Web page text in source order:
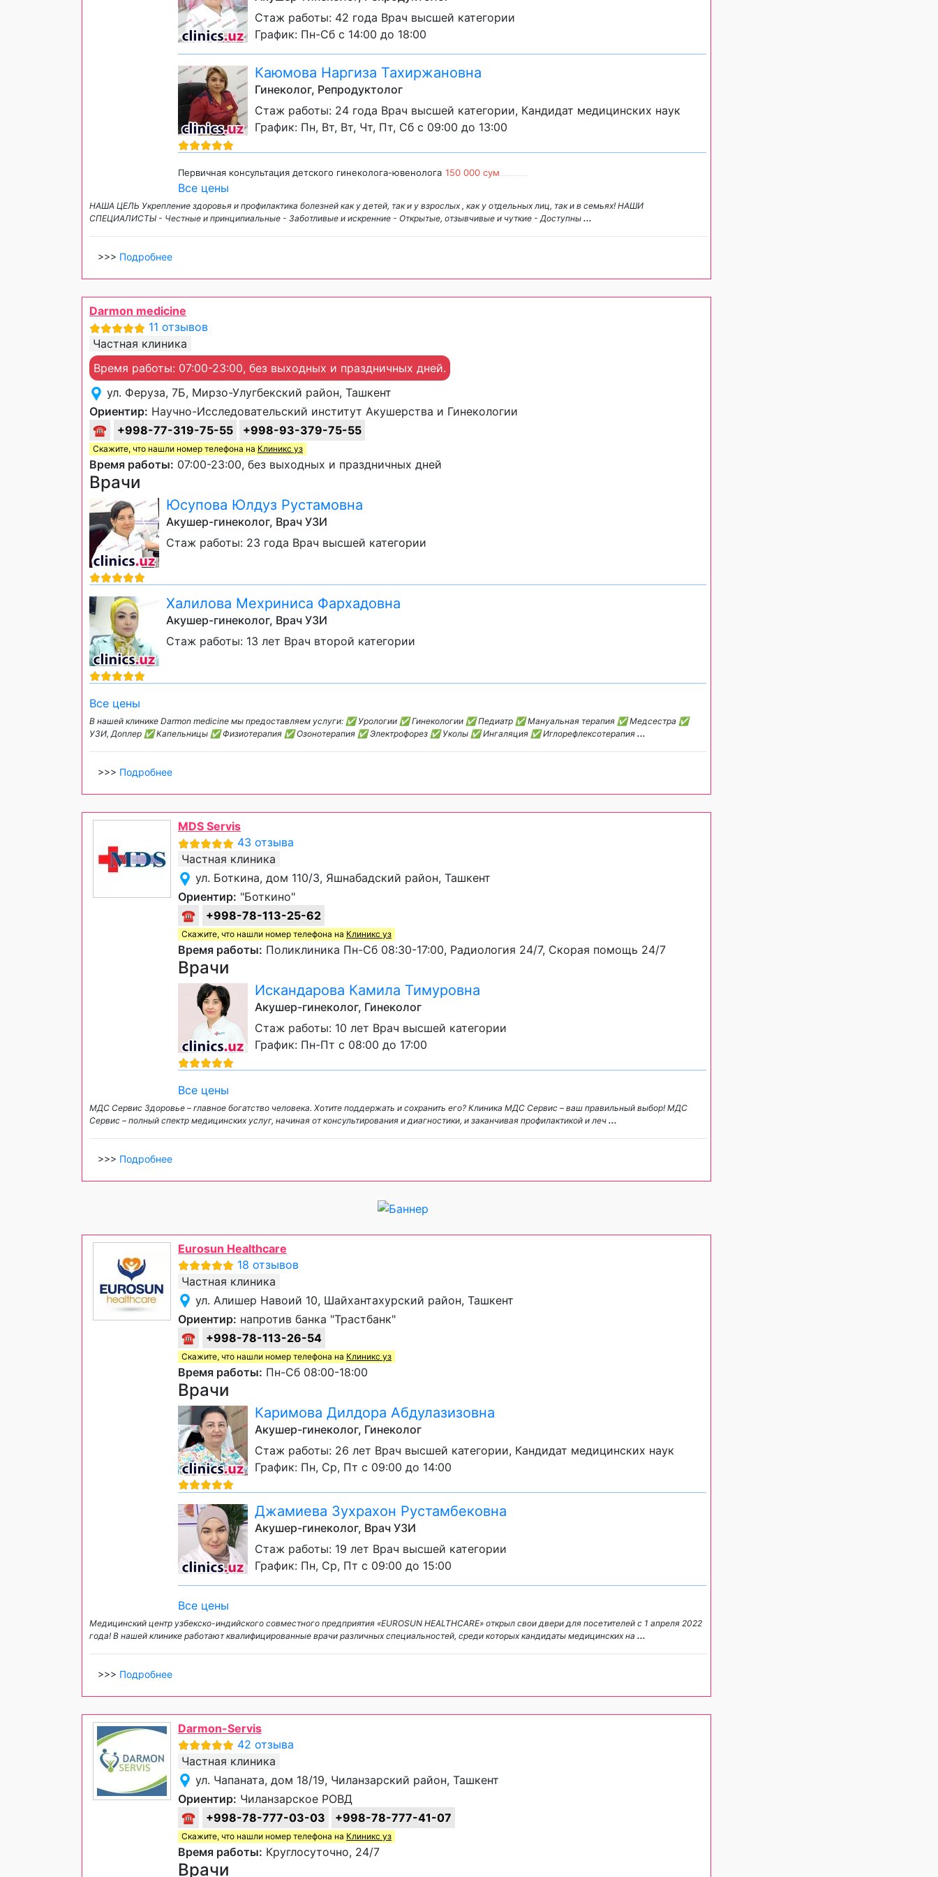
Стаж работы: 42 года Врач высшей категории
График: Пн-Сб с 14:00 до 18:00
Каюмова Наргиза Тахиржановна
Гинеколог, Репродуктолог
Стаж работы: 24 года Врач высшей категории, Кандидат медицинских наук
График: Пн, Вт, Вт, Чт, Пт, Сб с 09:00 до 13:00
Первичная консультация детского гинеколога-ювенолога 150 000 сум
Все цены
НАША ЦЕЛЬ Укрепление здоровья и профилактика болезней как у детей, так и у взрослых , как у отдельных лиц, так и в семьях! НАШИ
СПЕЦИАЛИСТЫ - Честные и принципиальные - Заботливые и искренние - Открытые, отзывчивые и чуткие - Доступны ...
>>> Подробнее
Darmon medicine
11 отзывов
Частная клиника
Время работы: 07:00-23:00, без выходных и праздничных дней.
ул. Феруза, 7Б, Мирзо-Улугбекский район, Ташкент
Ориентир: Научно-Исследовательский институт Акушерства и Гинекологии
☎
+998-77-319-75-55 +998-93-379-75-55
Скажите, что нашли номер телефона на Клиникс уз
Время работы: 07:00-23:00, без выходных и праздничных дней
Врачи
Юсупова Юлдуз Рустамовна
Акушер-гинеколог, Врач УЗИ
Стаж работы: 23 года Врач высшей категории
Халилова Мехриниса Фархадовна
Акушер-гинеколог, Врач УЗИ
Стаж работы: 13 лет Врач второй категории
Все цены
В нашей клинике Darmon medicine мы предоставляем услуги: ✅ Урологии ✅ Гинекологии ✅ Педиатр ✅ Мануальная терапия ✅ Медсестра ✅
УЗИ, Доплер ✅ Капельницы ✅ Физиотерапия ✅ Озонотерапия ✅ Электрофорез ✅ Уколы ✅ Ингаляция ✅ Иглорефлексотерапия ...
>>> Подробнее
MDS Servis
43 отзыва
Частная клиника
ул. Боткина, дом 110/3, Яшнабадский район, Ташкент
Ориентир: "Боткино"
☎
+998-78-113-25-62
Скажите, что нашли номер телефона на Клиникс уз
Время работы: Поликлиника Пн-Сб 08:30-17:00, Радиология 24/7, Скорая помощь 24/7
Врачи
Искандарова Камила Тимуровна
Акушер-гинеколог, Гинеколог
Стаж работы: 10 лет Врач высшей категории
График: Пн-Пт с 08:00 до 17:00
Все цены
МДС Сервис Здоровье – главное богатство человека. Хотите поддержать и сохранить его? Клиника МДС Сервис – ваш правильный выбор! МДС
Сервис – полный спектр медицинских услуг, начиная от консультирования и диагностики, и заканчивая профилактикой и леч ...
>>> Подробнее
Eurosun Healthcare
18 отзывов
Частная клиника
ул. Алишер Навоий 10, Шайхантахурский район, Ташкент
Ориентир: напротив банка "Трастбанк"
☎
+998-78-113-26-54
Скажите, что нашли номер телефона на Клиникс уз
Время работы: Пн-Сб 08:00-18:00
Врачи
Каримова Дилдора Абдулазизовна
Акушер-гинеколог, Гинеколог
Стаж работы: 26 лет Врач высшей категории, Кандидат медицинских наук
График: Пн, Ср, Пт с 09:00 до 14:00
Джамиева Зухрахон Рустамбековна
Акушер-гинеколог, Врач УЗИ
Стаж работы: 19 лет Врач высшей категории
График: Пн, Ср, Пт с 09:00 до 15:00
Все цены
Медицинский центр узбекско-индийского совместного предприятия «EUROSUN HEALTHCARE» открыл свои двери для посетителей с 1 апреля 2022
года! В нашей клинике работают квалифицированные врачи различных специальностей, среди которых кандидаты медицинских на ...
>>> Подробнее
Darmon-Servis
42 отзыва
Частная клиника
ул. Чапаната, дом 18/19, Чиланзарский район, Ташкент
Ориентир: Чиланзарское РОВД
☎
+998-78-777-03-03 +998-78-777-41-07
Скажите, что нашли номер телефона на Клиникс уз
Время работы: Круглосуточно, 24/7
Врачи